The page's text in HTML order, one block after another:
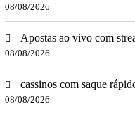
08/08/2026
Apostas ao vivo com
08/08/2026
cassinos com saque
08/08/2026